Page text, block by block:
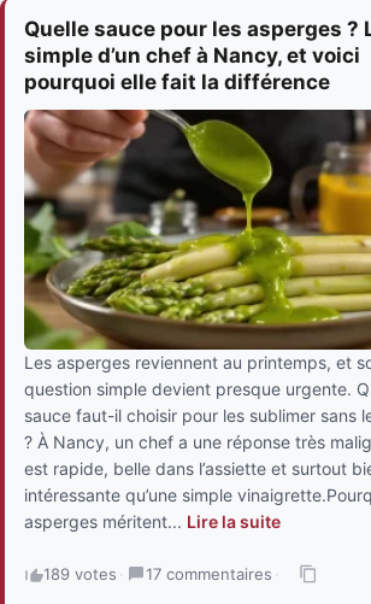
Quelle sauce pour les asperges ?
simple d’un chef à Nancy, et voici
pourquoi elle fait la différence
Les asperges reviennent au printemps, et
question simple devient presque urgente.
sauce faut-il choisir pour les sublimer sans
? À Nancy, un chef a une réponse très
est rapide, belle dans l’assiette et surtout
intéressante qu’une simple
asperges méritent... Lire la suite
189 votes · 17 commentaires ·